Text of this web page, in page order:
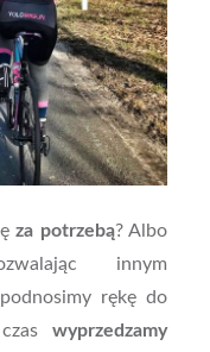
za potrzebą? Albo
innym
rękę do
czaswyprzedzamy